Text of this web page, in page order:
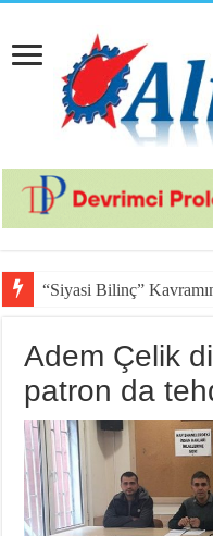
“Siyasi Bilinç”
Adem Çelik
patron da